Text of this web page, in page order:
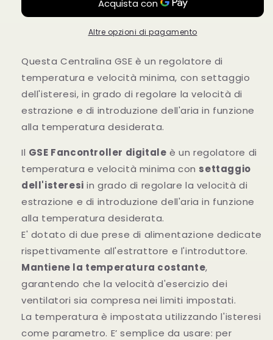
Temperatura
1
1
A
di
Temperatura
e
1
1
A
Altre opzioni di pagamento
Questa Centralina GSE è un regolatore di
temperatura e velocità minima, con settaggio
dell'isteresi, in grado di regolare la velocità di
estrazione e di introduzione dell'aria in funzione
alla temperatura desiderata.
Il GSE Fancontroller digitale è un regolatore di
temperatura e velocità minima con settaggio
dell'isteresi in grado di regolare la velocità di
estrazione e di introduzione dell'aria in funzione
alla temperatura desiderata.
E' dotato di due prese di alimentazione dedicate
rispettivamente all'estrattore e l'introduttore.
Mantiene la temperatura costante,
garantendo che la velocità d'esercizio dei
ventilatori sia compresa nei limiti impostati.
La temperatura è impostata utilizzando l'isteresi
come parametro. E’ semplice da usare: per